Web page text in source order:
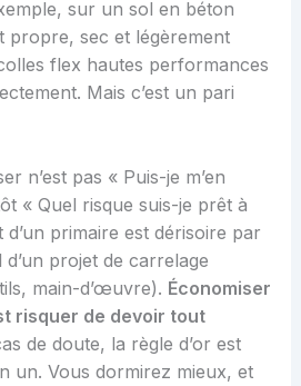
sur un sol en béton
propre, sec et légèrement
flex hautes performances
Mais c’est un pari
n’est pas « Puis-je m’en
« Quel risque suis-je prêt à
primaire est dérisoire par
projet de carrelage
main-d’œuvre). Économiser
risquer de devoir tout
de doute, la règle d’or est
un. Vous dormirez mieux, et